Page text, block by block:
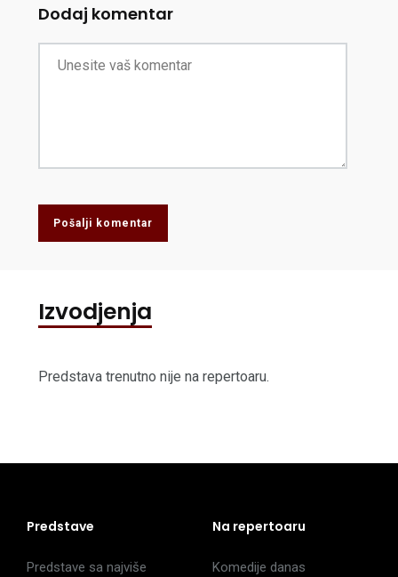
Dodaj komentar
Pošalji komentar
Izvodjenja
Predstava trenutno nije na repertoaru.
Predstave
Predstave sa najviše
Na repertoaru
Komedije danas